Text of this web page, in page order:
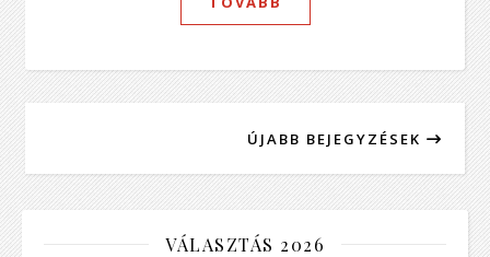
ÚJABB BEJEGYZÉSEK
VÁLASZTÁS 2026